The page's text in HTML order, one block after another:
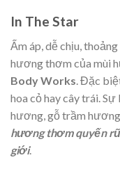
In The Star
Ấm áp, dễ chịu,
hương thơm của mùi
Body Works. Đặc
hoa cỏ hay cây trái.
hương, gỗ trầm
hương thơm quyến rũ
giới.